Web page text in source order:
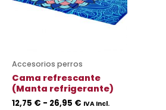
Accesorios perros
Cama refrescante
(Manta refrigerante)
12,75 € - 26,95 € IVA Incl.
Las